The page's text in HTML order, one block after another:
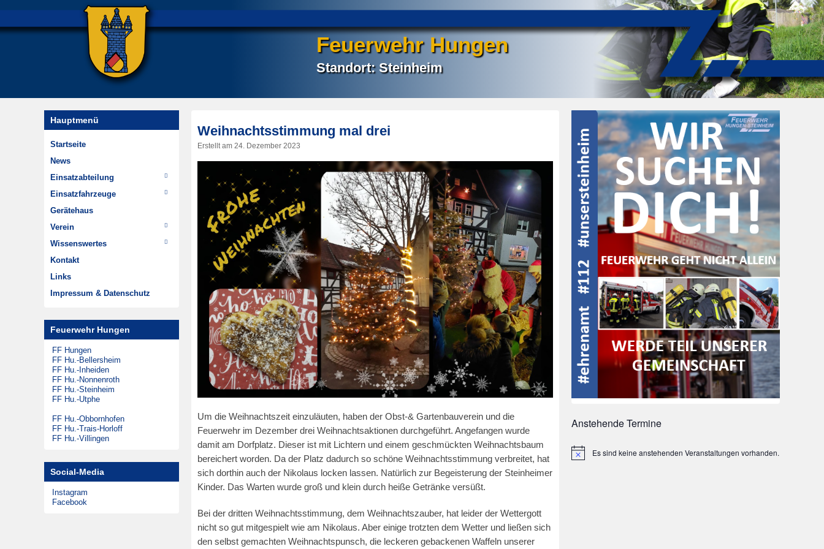
Feuerwehr Hungen
Standort: Steinheim
navigation
Weihnachtsstimmung mal drei
Erstellt am 24. Dezember 2023
Um die Weihnachtszeit einzuläuten, haben der Obst-& Gartenbauverein und die
Feuerwehr im Dezember drei Weihnachtsaktionen durchgeführt. Angefangen wurde
damit am Dorfplatz. Dieser ist mit Lichtern und einem geschmückten Weihnachtsbaum
bereichert worden. Da der Platz dadurch so schöne Weihnachtsstimmung verbreitet, hat
sich dorthin auch der Nikolaus locken lassen. Natürlich zur Begeisterung der Steinheimer
Kinder. Das Warten wurde groß und klein durch heiße Getränke versüßt.
Bei der dritten Weihnachtsstimmung, dem Weihnachtszauber, hat leider der Wettergott
nicht so gut mitgespielt wie am Nikolaus. Aber einige trotzten dem Wetter und ließen sich
den selbst gemachten Weihnachtspunsch, die leckeren gebackenen Waffeln unserer
Anstehende Termine
HinweisEs sind keine anstehenden Veranstaltungen vorhanden.
Hauptmenü
Startseite
News
Einsatzabteilung
Einsätze
Wehrführung
Im Wandel der Zeit
Highlights
Dienstplan
Einsatzfahrzeuge
TSF-W
MTW
Gerätehaus
Verein
Chronik
Jugendfeuerwehr
Minifeuerwehr
Musikzug
Steinheimer Tag
Förderkreis
Wissenswertes
Hydrantenpläne erstellen
Über Steinheim
Zeitungsarchiv
Kontakt
Links
Impressum & Datenschutz
Feuerwehr Hungen
FF Hungen
FF Hu.-Bellersheim
FF Hu.-Inheiden
FF Hu.-Nonnenroth
FF Hu.-Steinheim
FF Hu.-Utphe
FF Hu.-Obbornhofen
FF Hu.-Trais-Horloff
FF Hu.-Villingen
Social-Media
Instagram
Facebook